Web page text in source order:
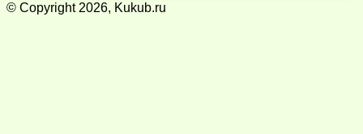
© Copyright 2026, Kukub.ru